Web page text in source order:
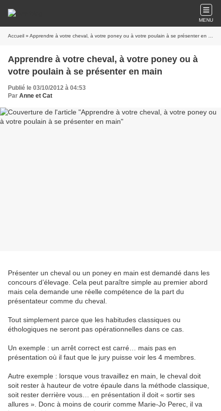
MENU
Accueil » Apprendre à votre cheval, à votre poney ou à votre poulain à se présenter en main
Apprendre à votre cheval, à votre poney ou à
votre poulain à se présenter en main
Publié le 03/10/2012 à 04:53
Par Anne et Cat
Présenter un cheval ou un poney en main est demandé dans les
concours d’élevage. Cela peut paraître simple au premier abord
mais cela demande une réelle compétence de la part du
présentateur comme du cheval.
Tout simplement parce que les habitudes classiques ou
éthologiques ne seront pas opérationnelles dans ce cas.
Un exemple : un arrêt correct est carré… mais pas en
présentation où il faut que le jury puisse voir les 4 membres.
Autre exemple : lorsque vous travaillez en main, le cheval doit
soit rester à hauteur de votre épaule dans la méthode classique,
soit rester derrière vous… en présentation il doit « sortir ses
allures ». Donc à moins de courir comme Marie-Jo Perec, il va